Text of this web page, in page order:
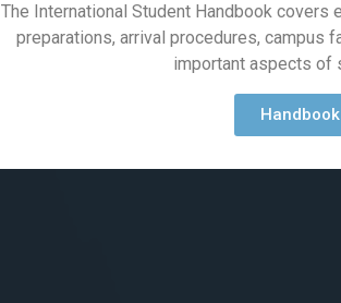
The International Student Handbook covers
preparations, arrival procedures, campus
important aspects of
Handbook